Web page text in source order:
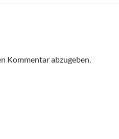
Kommentar abzugeben.